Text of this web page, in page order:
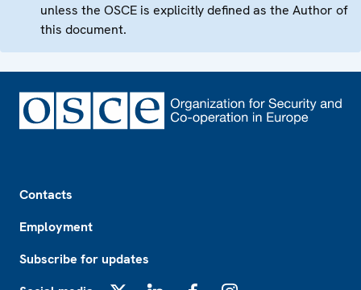
unless the OSCE is explicitly defined as the Author of
this document.
Contacts
Employment
Subscribe for updates